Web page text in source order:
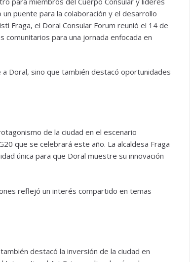
puente para la colaboración y el desarrollo
Fraga, el Doral Consular Forum reunió el 14 de
para una jornada enfocada en
Doral, sino que también destacó oportunidades
de la ciudad en el escenario
que se celebrará este año. La alcaldesa Fraga
única para que Doral muestre su innovación
reflejó un interés compartido en temas
destacó la inversión de la ciudad en